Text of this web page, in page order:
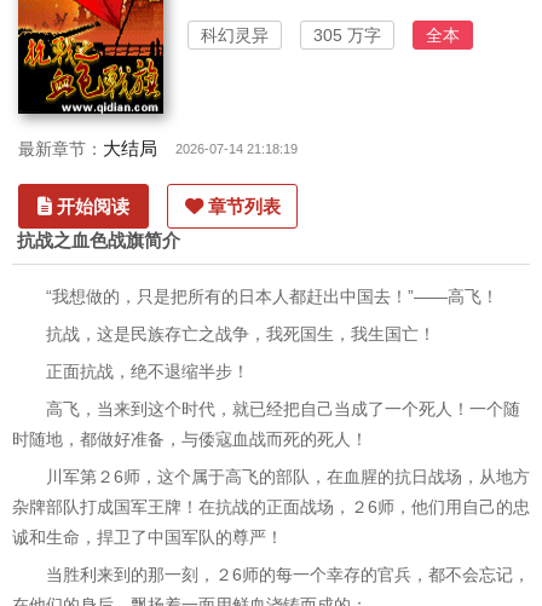
科幻灵异 305 万字 全本
最新章节： 大结局 2026-07-14 21:18:19
开始阅读 章节列表
抗战之血色战旗简介
“我想做的，只是把所有的日本人都赶出中国去！”——高飞！
抗战，这是民族存亡之战争，我死国生，我生国亡！
正面抗战，绝不退缩半步！
高飞，当来到这个时代，就已经把自己当成了一个死人！一个随
时随地，都做好准备，与倭寇血战而死的死人！
川军第２6师，这个属于高飞的部队，在血腥的抗日战场，从地方
杂牌部队打成国军王牌！在抗战的正面战场，２6师，他们用自己的忠
诚和生命，捍卫了中国军队的尊严！
当胜利来到的那一刻，２6师的每一个幸存的官兵，都不会忘记，